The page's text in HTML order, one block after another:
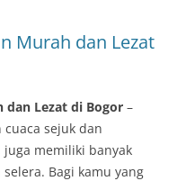
Murah dan Lezat
dan Lezat di Bogor –
cuaca sejuk dan
memiliki banyak
Bagi kamu yang